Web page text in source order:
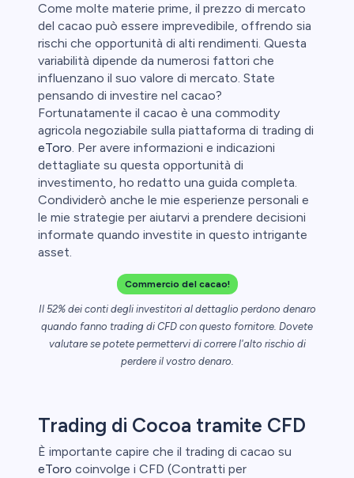
Come molte materie prime, il prezzo di mercato
del cacao può essere imprevedibile, offrendo sia
rischi che opportunità di alti rendimenti. Questa
variabilità dipende da numerosi fattori che
influenzano il suo valore di mercato. State
pensando di investire nel cacao?
Fortunatamente il cacao è una commodity
agricola negoziabile sulla piattaforma di trading di
eToro. Per avere informazioni e indicazioni
dettagliate su questa opportunità di
investimento, ho redatto una guida completa.
Condividerò anche le mie esperienze personali e
le mie strategie per aiutarvi a prendere decisioni
informate quando investite in questo intrigante
asset.
Commercio del cacao!
Il 52% dei conti degli investitori al dettaglio perdono denaro
quando fanno trading di CFD con questo fornitore. Dovete
valutare se potete permettervi di correre l'alto rischio di
perdere il vostro denaro.
Trading di Cocoa tramite CFD
È importante capire che il trading di cacao su
eToro coinvolge i CFD (Contratti per
perde